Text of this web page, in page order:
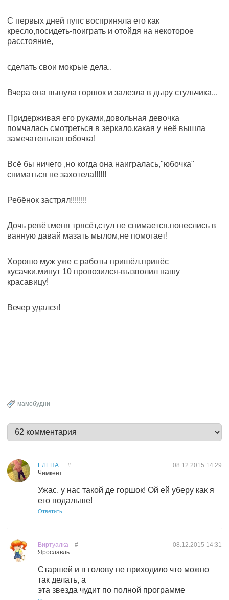
С первых дней пупс восприняла его как
кресло,посидеть-поиграть и отойдя на некоторое
расстояние,
сделать свои мокрые дела..
Вчера она вынула горшок и залезла в дыру стульчика...
Придерживая его руками,довольная девочка
помчалась смотреться в зеркало,какая у неё вышла
замечательная юбочка!
Всё бы ничего ,но когда она наигралась,"юбочка"
сниматься не захотела!!!!!!
Ребёнок застрял!!!!!!!!
Дочь ревёт.меня трясёт,стул не снимается,понеслись в
ванную давай мазать мылом,не помогает!
Хорошо муж уже с работы пришёл,принёс
кусачки,минут 10 провозился-вызволил нашу
красавицу!
Вечер удался!
мамобудни
ЕЛЕНА
Чимкент
08.12.2015 14:29
#
Ужас, у нас такой де горшок! Ой ей уберу как я
его подальше!
Ответить
Виртуалка
Ярославль
08.12.2015 14:31
#
Старшей и в голову не приходило что можно
так делать, а
эта звезда чудит по полной программе